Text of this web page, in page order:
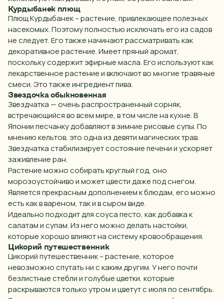
Курдыбанек плющ
Плющ Курдыбанек – растение, привлекающееполезных
насекомых. Поэтому полностью исключать его из садов
не следует. Его также начинают рассматривать как
декоративное растение. Имеет пряный аромат,
поскольку содержит эфирныемасла. Его используют как
лекарственноерастение и включают во многие травяные
смеси. Это также ингредиент пива.
Звездочка обыкновенная
Звездчатка — очень распространенный сорняк,
встречающийся во всем мире, в том числе на кухне. В
Японии песчанку добавляют в зимние рисовыесупы. По
мнению кельтов, это одна из девяти магических трав.
Звездчатка стабилизирует состояние печени и ускоряет
заживление ран.
Растение можно собирать круглыйгод, оно
морозоустойчиво и может цвести даже под снегом.
Является прекрасным дополнением кблюдам, его можно
есть как в вареном, так и в сыром виде.
Идеально подходит для соуса песто, как добавка к
салатам и супам. Из него можно делать настойки,
которые хорошо влияют на систему кровообращения.
Цикорий путешественник
Цикорий путешественник – растение, которое
невозможно спутать ни с каким другим. У него почти
безлистные стебли и голубые цветки, которые
раскрываются только утром и цветут с июля по сентябрь.